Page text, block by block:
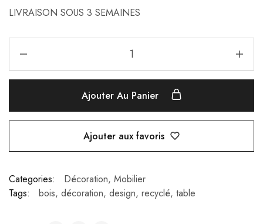
LIVRAISON SOUS 3 SEMAINES
Ajouter Au Panier
Ajouter aux favoris
Categories: Décoration, Mobilier
Tags:
bois, décoration, design, recyclé, table